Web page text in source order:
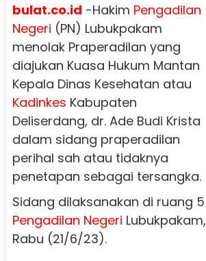
bulat.co.id -Hakim Pengadilan
Negeri (PN) Lubukpakam
menolak Praperadilan yang
diajukan Kuasa Hukum Mantan
Kepala Dinas Kesehatan atau
Kadinkes Kabupaten
Deliserdang, dr. Ade Budi Krista
dalam sidang praperadilan
perihal sah atau tidaknya
penetapan sebagai tersangka.
Sidang dilaksanakan di ruang 5
Pengadilan Negeri Lubukpakam,
Rabu (21/6/23).